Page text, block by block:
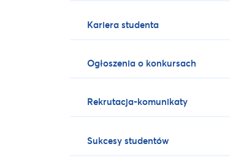
Kariera studenta
Ogłoszenia o konkursach
Rekrutacja-komunikaty
Sukcesy studentów